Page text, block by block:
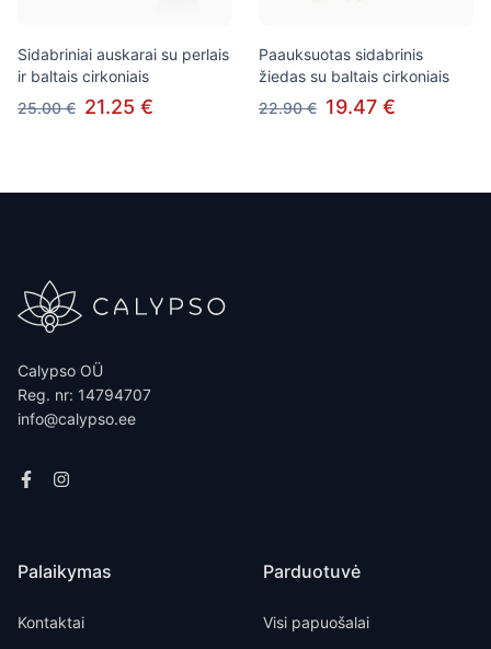
Sidabriniai auskarai su perlais
ir baltais cirkoniais
25.00 € 21.25 €
Paauksuotas sidabrinis
žiedas su baltais cirkoniais
22.90 € 19.47 €
Calypso OÜ
Reg. nr: 14794707
info@calypso.ee
Palaikymas
Kontaktai
Parduotuvė
Visi papuošalai